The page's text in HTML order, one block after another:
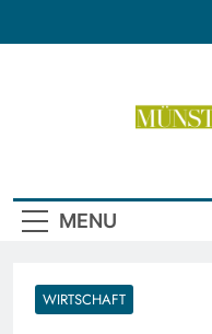
MENU
WIRTSCHAFT